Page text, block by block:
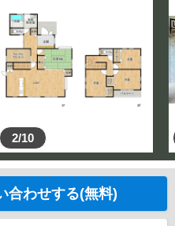
2/10
合わせする(無料)